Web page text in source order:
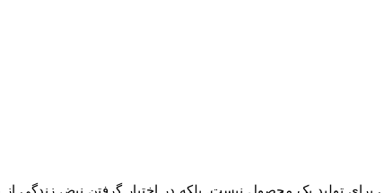
تولید یک محصول نیست. بلکه در اختیار گرفتن نبض زندگی